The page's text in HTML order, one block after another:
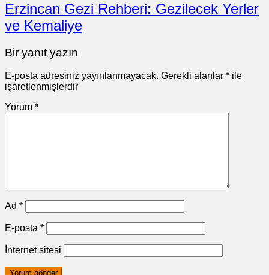
Erzincan Gezi Rehberi: Gezilecek Yerler
ve Kemaliye
Bir yanıt yazın
E-posta adresiniz yayınlanmayacak. Gerekli alanlar * ile
işaretlenmişlerdir
Yorum *
Ad *
E-posta *
İnternet sitesi